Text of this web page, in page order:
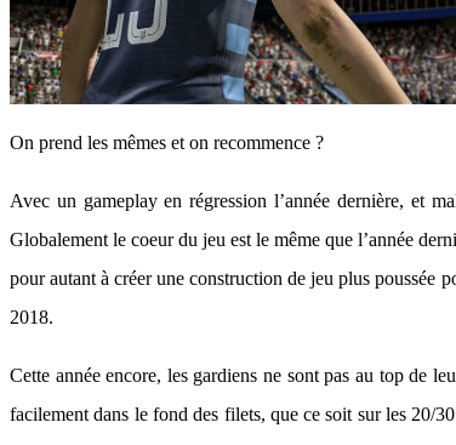
On prend les mêmes et on recommence ?
Avec un gameplay en régression l’année dernière, et
Globalement le coeur du jeu est le même que l’année
pour autant à créer une construction de jeu plus poussée
2018.
Cette année encore, les gardiens ne sont pas au top de
facilement dans le fond des filets, que ce soit sur les 20/